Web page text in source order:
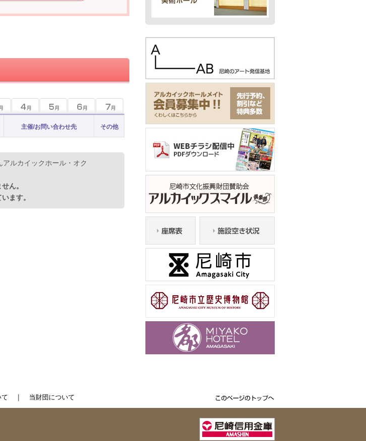
主催/お問い合わせ先 その他
アルカイックホール・オク
ん。
ます。
｜ 当財団について